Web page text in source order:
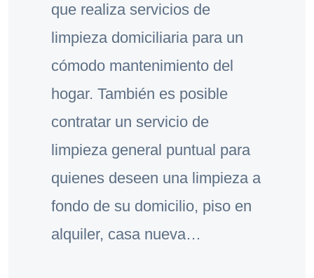
que realiza servicios de
limpieza domiciliaria para un
cómodo mantenimiento del
hogar. También es posible
contratar un servicio de
limpieza general puntual para
quienes deseen una limpieza a
fondo de su domicilio, piso en
alquiler, casa nueva…